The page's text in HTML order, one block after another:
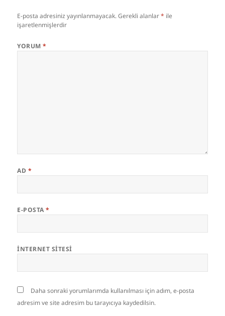
E-posta adresiniz yayınlanmayacak. Gerekli alanlar* ile
işaretlenmişlerdir
YORUM*
AD *
E-POSTA*
İNTERNET SITESI
Daha sonraki yorumlarımda kullanılması için adım, e-posta
adresim ve site adresim bu tarayıcıya kaydedilsin.